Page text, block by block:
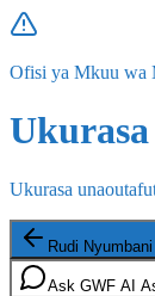
Ofisi ya Mkuu wa
Ukurasa
Rudi Nyumbani
Ask GWF AI